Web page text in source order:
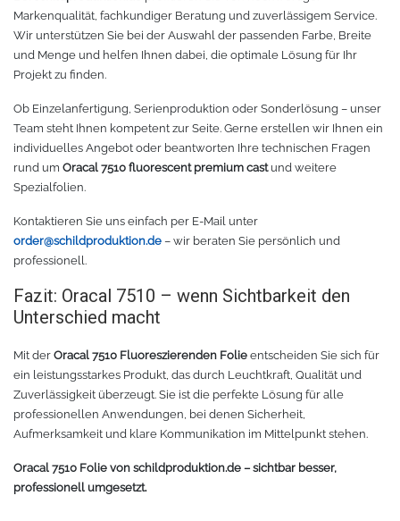
Markenqualität, fachkundiger Beratung und zuverlässigem Service.
Wir unterstützen Sie bei der Auswahl der passenden Farbe, Breite
und Menge und helfen Ihnen dabei, die optimale Lösung für Ihr
Projekt zu finden.
Ob Einzelanfertigung, Serienproduktion oder Sonderlösung – unser
Team steht Ihnen kompetent zur Seite. Gerne erstellen wir Ihnen ein
individuelles Angebot oder beantworten Ihre technischen Fragen
rund um Oracal 7510 fluorescent premium castund weitere
Spezialfolien.
Kontaktieren Sie uns einfach per E-Mail unter
order@schildproduktion.de – wir beraten Sie persönlich und
professionell.
Fazit: Oracal 7510 – wenn Sichtbarkeit den
Unterschied macht
Mit der Oracal 7510 Fluoreszierenden Folie entscheiden Sie sich für
ein leistungsstarkes Produkt, das durch Leuchtkraft, Qualität und
Zuverlässigkeit überzeugt. Sie ist die perfekte Lösung für alle
professionellen Anwendungen, bei denen Sicherheit,
Aufmerksamkeit und klare Kommunikation im Mittelpunkt stehen.
Oracal 7510 Folie von schildproduktion.de – sichtbar besser,
professionell umgesetzt.